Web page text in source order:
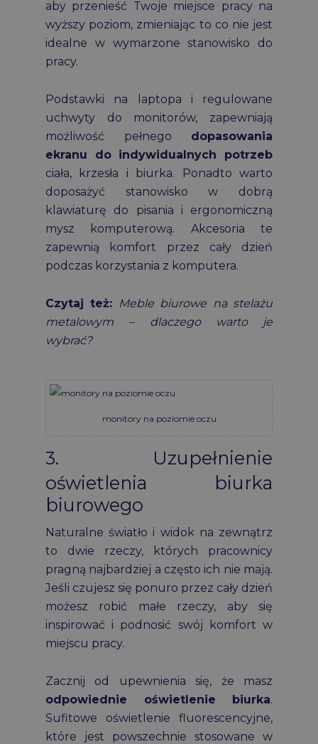
aby przenieść Twoje miejsce pracy na
wyższy poziom, zmieniając to co nie jest
idealne w wymarzone stanowisko do
pracy.
Podstawki na laptopa i regulowane
uchwyty do monitorów, zapewniają
możliwość pełnego dopasowania
ekranu do indywidualnych potrzeb
ciała, krzesła i biurka. Ponadto warto
doposażyć stanowisko w dobrą
klawiaturę do pisania i ergonomiczną
mysz komputerową. Akcesoria te
zapewnią komfort przez cały dzień
podczas korzystania z komputera.
Czytaj też: Meble biurowe na stelażu
metalowym – dlaczego warto je
wybrać?
monitory na poziomie oczu
3. Uzupełnienie
oświetlenia biurka
biurowego
Naturalne światło i widok na zewnątrz
to dwie rzeczy, których pracownicy
pragną najbardziej a często ich nie mają.
Jeśli czujesz się ponuro przez cały dzień
możesz robić małe rzeczy, aby się
inspirować i podnosić swój komfort w
miejscu pracy.
Zacznij od upewnienia się, że masz
odpowiednie oświetlenie biurka.
Sufitowe oświetlenie fluorescencyjne,
które jest powszechnie stosowane w